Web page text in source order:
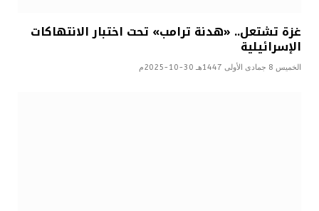
غزة تشتعل.. «هدنة ترامب» تحت اختبار الانتهاكات
الإسرائيلية
الخميس 8 جمادى الأولى 1447هـ 30-10-2025م